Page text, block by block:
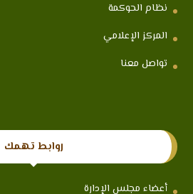
نظام الحوكمة
المركز الإعلامي
تواصل معنا
روابط تهمك
أعضاء مجلس الإدارة